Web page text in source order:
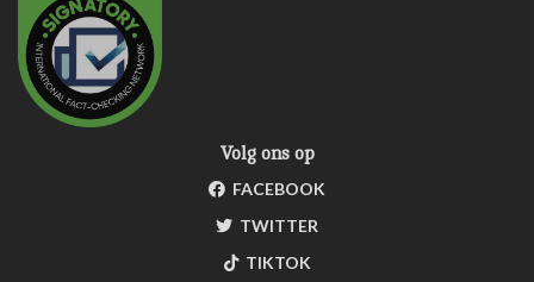
Volg ons op
FACEBOOK
TWITTER
TIKTOK